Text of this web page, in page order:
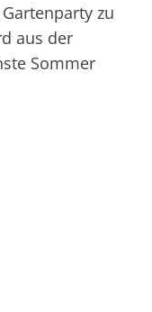
zu
aus der
Sommer